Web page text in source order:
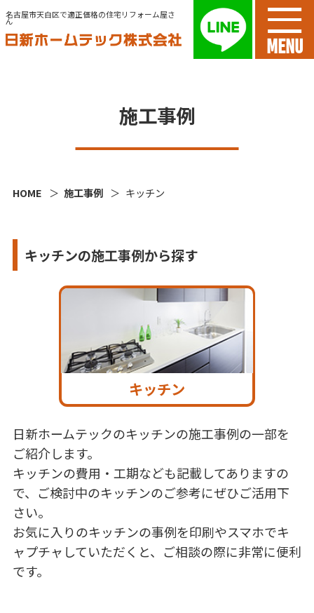
名古屋市天白区で適正価格の住宅リフォーム屋さ
ん
MENU
施工事例
HOME 施工事例 キッチン
キッチンの施工事例から探す
キッチン
日新ホームテックのキッチンの施工事例の一部を
ご紹介します。
キッチンの費用・工期なども記載してありますの
で、ご検討中のキッチンのご参考にぜひご活用下
さい。
お気に入りのキッチンの事例を印刷やスマホでキ
ャプチャしていただくと、ご相談の際に非常に便利
です。